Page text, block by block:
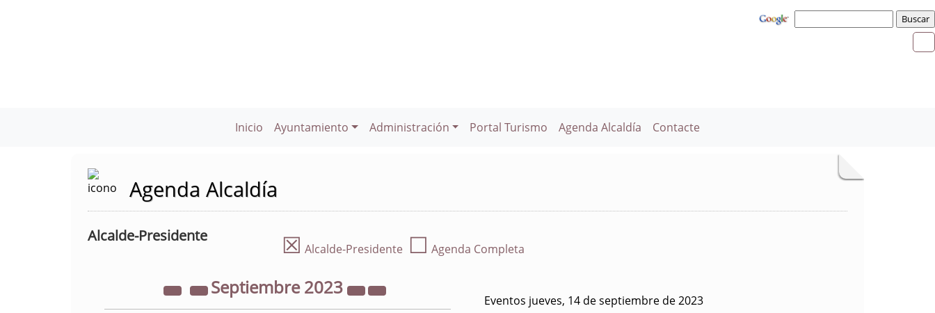
Inicio Ayuntamiento Administración Portal Turismo Agenda Alcaldía Contacte
Agenda Alcaldía
Alcalde-Presidente ☒ Alcalde-Presidente ☐ Agenda Completa
Septiembre2023
Eventos jueves, 14 de septiembre de 2023